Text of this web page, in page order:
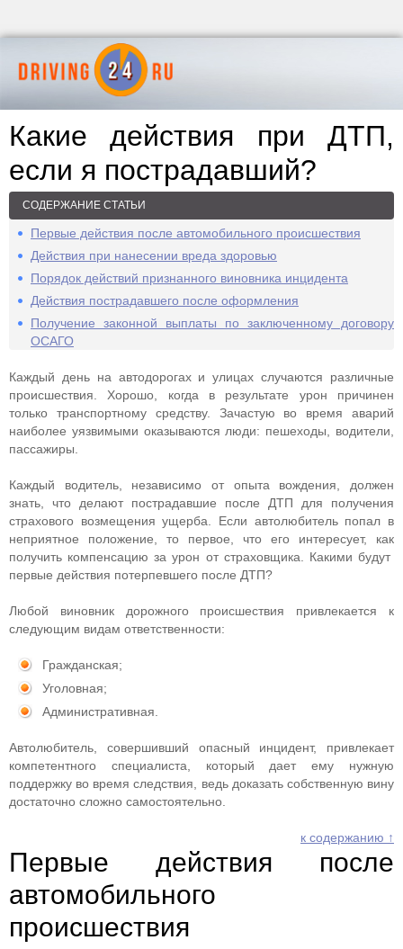
Какие действия при ДТП,
если я пострадавший?
СОДЕРЖАНИЕ СТАТЬИ
Первые действия после автомобильного происшествия
Действия при нанесении вреда здоровью
Порядок действий признанного виновника инцидента
Действия пострадавшего после оформления
Получение законной выплаты по заключенному договору
ОСАГО
Каждый день на автодорогах и улицах случаются различные
происшествия. Хорошо, когда в результате урон причинен
только транспортному средству. Зачастую во время аварий
наиболее уязвимыми оказываются люди: пешеходы, водители,
пассажиры.
Каждый водитель, независимо от опыта вождения, должен
знать, что делают пострадавшие после ДТП для получения
страхового возмещения ущерба. Если автолюбитель попал в
неприятное положение, то первое, что его интересует, как
получить компенсацию за урон от страховщика. Какими будут
первые действия потерпевшего после ДТП?
Любой виновник дорожного происшествия привлекается к
следующим видам ответственности:
Гражданская;
Уголовная;
Административная.
Автолюбитель, совершивший опасный инцидент, привлекает
компетентного специалиста, который дает ему нужную
поддержку во время следствия, ведь доказать собственную вину
достаточно сложно самостоятельно.
к содержанию ↑
Первые действия после
автомобильного
происшествия